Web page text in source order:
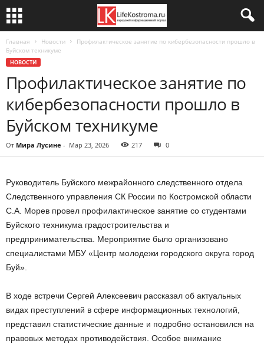
Главная Новости
Профилактическое занятие по кибербезопасности прошло в
Буйском техникуме
НОВОСТИ
Профилактическое занятие по
кибербезопасности прошло в
Буйском техникуме
От Мира Лусине - Мар 23, 2026 217 0
Руководитель Буйского межрайонного следственного отдела
Следственного управления СК России по Костромской области
С.А. Морев провел профилактическое занятие со студентами
Буйского техникума градостроительства и
предпринимательства. Мероприятие было организовано
специалистами МБУ «Центр молодежи городского округа город
Буй».
В ходе встречи Сергей Алексеевич рассказал об актуальных
видах преступлений в сфере информационных технологий,
представил статистические данные и подробно остановился на
правовых методах противодействия. Особое внимание